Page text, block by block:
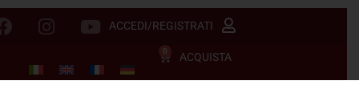
ACCEDI/REGISTRATI
0 ACQUISTA